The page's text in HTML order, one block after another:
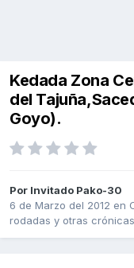
Kedada Zona
del
Goyo).
Por Invitado Pako-30
6 de Marzo del 2012 en
rodadas y otras